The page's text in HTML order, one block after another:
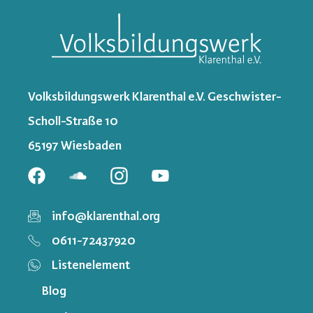
Volksbildungswerk Klarenthal e.V. Geschwister-
Scholl-Straße 10
65197 Wiesbaden
info@klarenthal.org
0611-72437920
Listenelement
Blog